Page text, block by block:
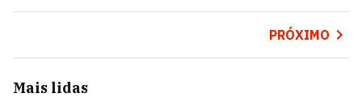
PRÓXIMO
Mais lidas